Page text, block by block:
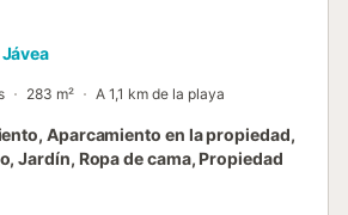
283 m² A 1,1 km de la playa
Aparcamiento en la propiedad,
Jardín, Ropa de cama, Propiedad